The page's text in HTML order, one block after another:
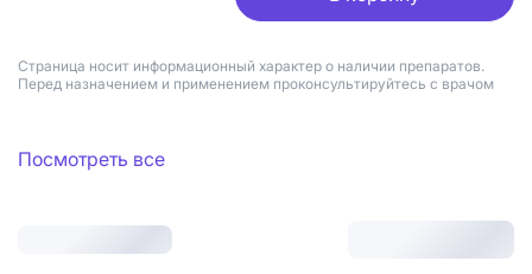
Страница носит информационный характер о наличии препаратов.
Перед назначением и применением проконсультируйтесь с врачом
Посмотреть все